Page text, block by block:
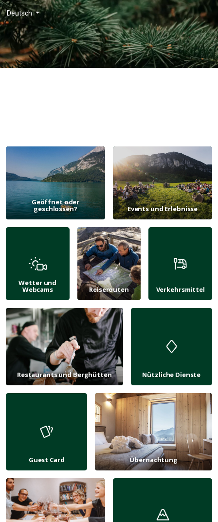
Deutsch
Geöffnet oder
geschlossen? Events und Erlebnisse
Wetter und
Webcams Reiserouten Verkehrsmittel
Restaurants und Berghütten Nützliche Dienste
Guest Card Übernachtung